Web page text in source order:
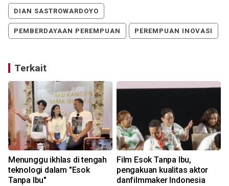
DIAN SASTROWARDOYO
PEMBERDAYAAN PEREMPUAN PEREMPUAN INOVASI
Terkait
Menunggu ikhlas di tengah
teknologi dalam "Esok
Tanpa Ibu"
Film Esok Tanpa Ibu,
pengakuan kualitas aktor
danfilmmaker Indonesia